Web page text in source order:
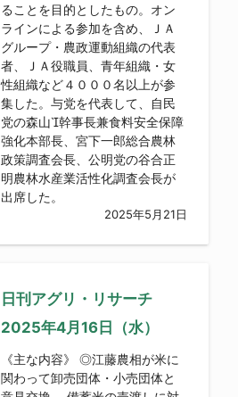
ることを目的としたもの。オン
ラインによる参加を含め、ＪＡ
グループ・農政運動組織の代表
者、ＪＡ役職員、青年組織・女
性組織など４０００名以上が参
集した。与党を代表して、自民
党の森山幹事長兼食料安全保障
強化本部長、宮下一郎総合農林
政策調査会長、公明党の谷合正
明農林水産業活性化調査会長が
出席した。
2025年5月21日
日刊アグリ・リサーチ
2025年4月16日（水）
《主な内容》 ◎江藤農相が米に
関わって卸売団体・小売団体と